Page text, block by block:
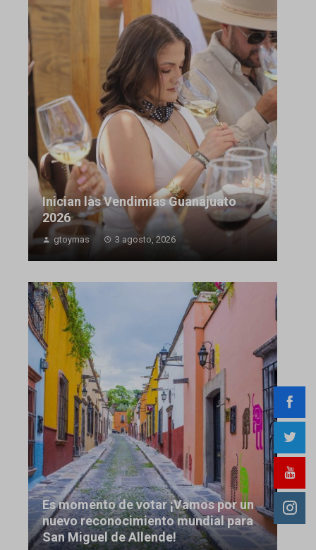
Inician las Vendimias Guanajuato
2026
gtoymas 3 agosto, 2026
Es momento de votar ¡Vamos por un
nuevo reconocimiento mundial para
San Miguel de Allende!